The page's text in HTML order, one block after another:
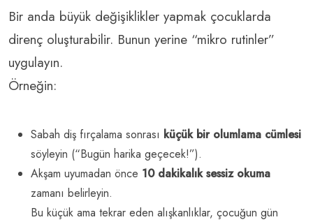
Bir anda büyük değişiklikler yapmak çocuklarda
direnç oluşturabilir. Bunun yerine “mikro rutinler”
uygulayın.
Örneğin:
Sabah diş fırçalama sonrası küçük bir olumlama cümlesi
söyleyin (“Bugün harika geçecek!”).
Akşam uyumadan önce 10 dakikalık sessiz okuma
zamanı belirleyin.
Bu küçük ama tekrar eden alışkanlıklar, çocuğun gün